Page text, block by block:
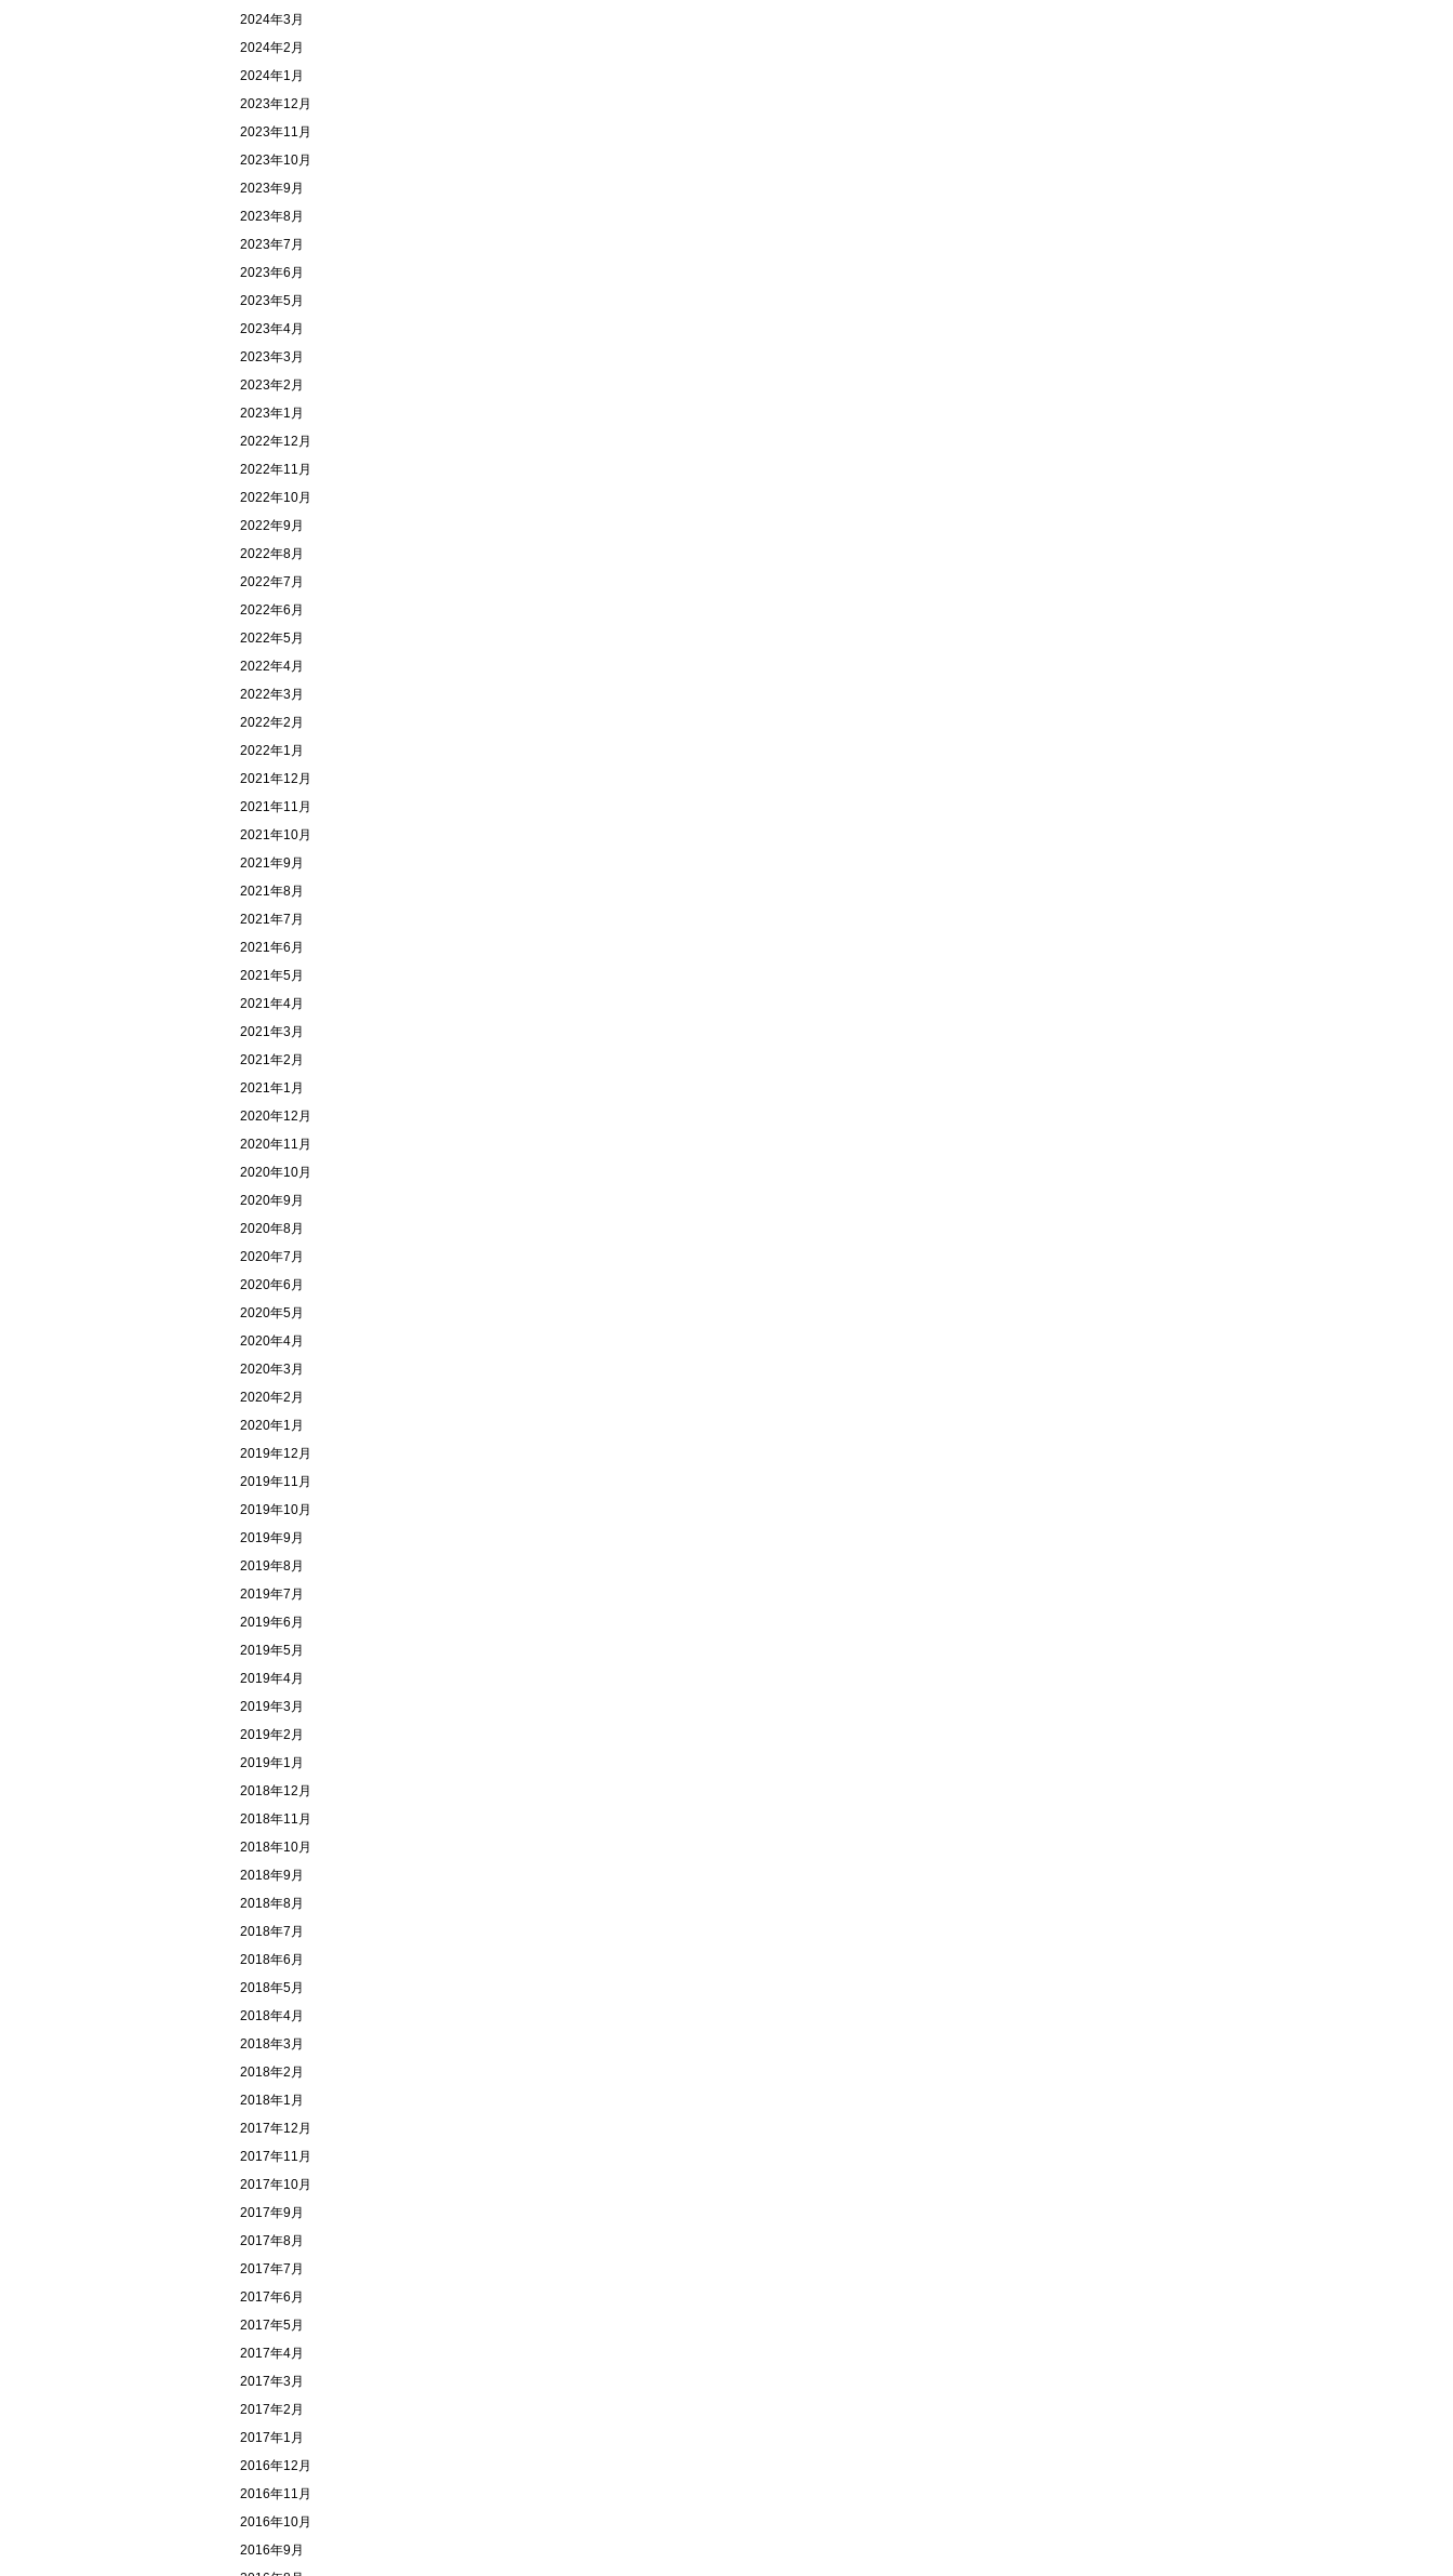
2024年3月
2024年2月
2024年1月
2023年12月
2023年11月
2023年10月
2023年9月
2023年8月
2023年7月
2023年6月
2023年5月
2023年4月
2023年3月
2023年2月
2023年1月
2022年12月
2022年11月
2022年10月
2022年9月
2022年8月
2022年7月
2022年6月
2022年5月
2022年4月
2022年3月
2022年2月
2022年1月
2021年12月
2021年11月
2021年10月
2021年9月
2021年8月
2021年7月
2021年6月
2021年5月
2021年4月
2021年3月
2021年2月
2021年1月
2020年12月
2020年11月
2020年10月
2020年9月
2020年8月
2020年7月
2020年6月
2020年5月
2020年4月
2020年3月
2020年2月
2020年1月
2019年12月
2019年11月
2019年10月
2019年9月
2019年8月
2019年7月
2019年6月
2019年5月
2019年4月
2019年3月
2019年2月
2019年1月
2018年12月
2018年11月
2018年10月
2018年9月
2018年8月
2018年7月
2018年6月
2018年5月
2018年4月
2018年3月
2018年2月
2018年1月
2017年12月
2017年11月
2017年10月
2017年9月
2017年8月
2017年7月
2017年6月
2017年5月
2017年4月
2017年3月
2017年2月
2017年1月
2016年12月
2016年11月
2016年10月
2016年9月